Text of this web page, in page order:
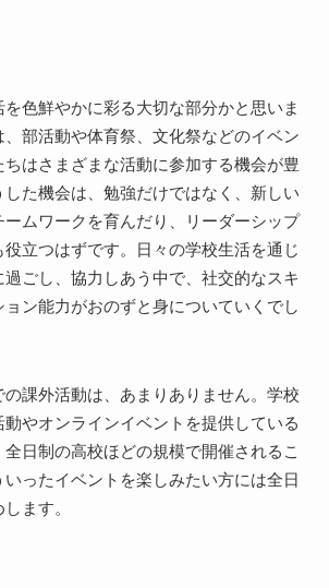
色鮮やかに彩る大切な部分かと思いま
部活動や体育祭、文化祭などのイベン
ちはさまざまな活動に参加する機会が豊
た機会は、勉強だけではなく、新しい
ムワークを育んだり、リーダーシップ
立つはずです。日々の学校生活を通じ
ごし、協力しあう中で、社交的なスキ
ョン能力がおのずと身についていくでし
課外活動は、あまりありません。学校
やオンラインイベントを提供している
日制の高校ほどの規模で開催されるこ
ったイベントを楽しみたい方には全日
ます。